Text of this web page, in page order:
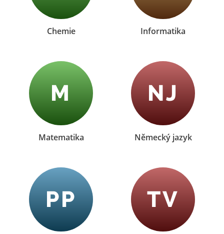
Chemie Informatika
M
Matematika
NJ
Německý jazyk
PP TV